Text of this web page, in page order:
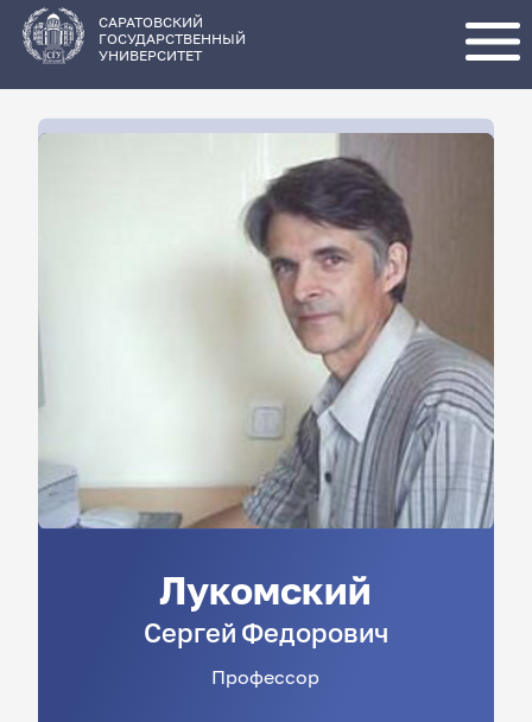
основному
содержанию
САРАТОВСКИЙ
ГОСУДАРСТВЕННЫЙ
УНИВЕРСИТЕТ
Лукомский
Сергей Федорович
Профессор